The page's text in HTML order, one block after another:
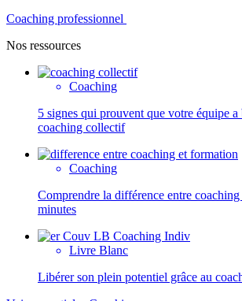
Coaching professionnel
Nos ressources
Coaching
5 signes qui prouvent que votre équipe a
coaching collectif
Coaching
Comprendre la différence entre
minutes
Livre Blanc
Libérer son plein potentiel grâce au